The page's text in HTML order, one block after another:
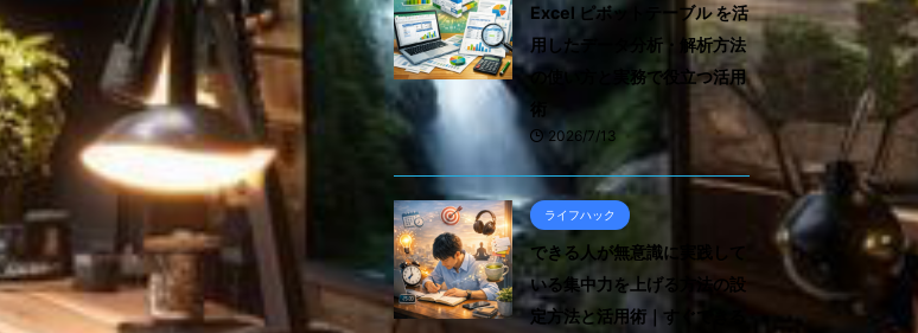
Excel ピボットテーブル を活
用したデータ分析・解析方法
の使い方と実務で役立つ活用
術
2026/7/13
ライフハック
できる人が無意識に実践して
いる集中力を上げる方法の設
定方法と活用術｜すぐできる